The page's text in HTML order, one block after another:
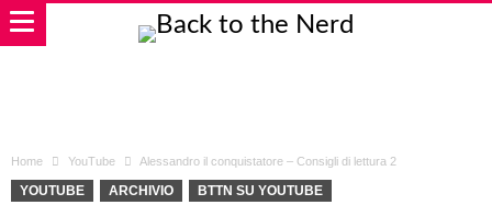
Home YouTube Alessandro il conquistatore – Consigli di lettura 2
YOUTUBE ARCHIVIO BTTN SU YOUTUBE